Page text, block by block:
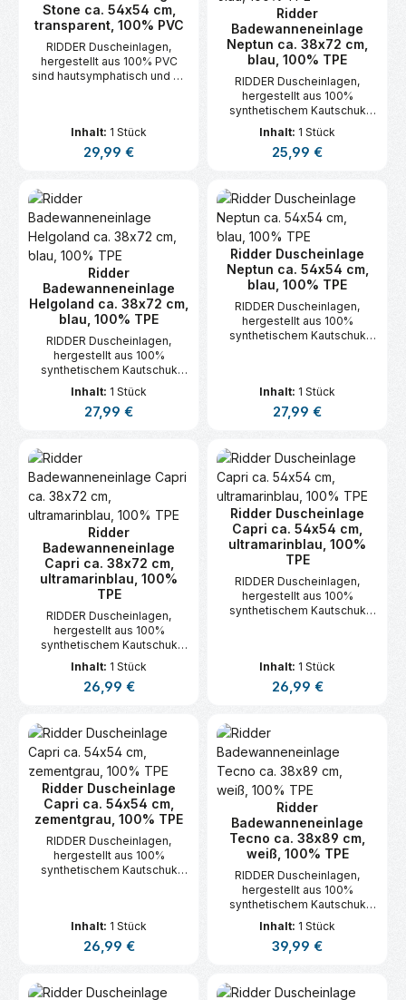
Stone ca. 54x54 cm,
transparent, 100% PVC
RIDDER Duscheinlagen,
hergestellt aus 100% PVC
sind hautsymphatisch und es
Inhalt: 1 Stück
Regulärer Preis:
29,99 €
Ridder
Badewanneneinlage
Neptun ca. 38x72 cm,
blau, 100% TPE
RIDDER Duscheinlagen,
hergestellt aus 100%
synthetischem Kautschuk
Inhalt: 1 Stück
Regulärer Preis:
25,99 €
Ridder
Badewanneneinlage
Helgoland ca. 38x72 cm,
blau, 100% TPE
RIDDER Duscheinlagen,
hergestellt aus 100%
synthetischem Kautschuk
Inhalt: 1 Stück
Regulärer Preis:
27,99 €
Ridder Duscheinlage
Neptun ca. 54x54 cm,
blau, 100% TPE
RIDDER Duscheinlagen,
hergestellt aus 100%
synthetischem Kautschuk
Inhalt: 1 Stück
Regulärer Preis:
27,99 €
Ridder
Badewanneneinlage
Capri ca. 38x72 cm,
ultramarinblau, 100%
TPE
RIDDER Duscheinlagen,
hergestellt aus 100%
synthetischem Kautschuk
Inhalt: 1 Stück
Regulärer Preis:
26,99 €
Ridder Duscheinlage
Capri ca. 54x54 cm,
ultramarinblau, 100%
TPE
RIDDER Duscheinlagen,
hergestellt aus 100%
synthetischem Kautschuk
Inhalt: 1 Stück
Regulärer Preis:
26,99 €
Ridder Duscheinlage
Capri ca. 54x54 cm,
zementgrau, 100% TPE
RIDDER Duscheinlagen,
hergestellt aus 100%
synthetischem Kautschuk
Inhalt: 1 Stück
Regulärer Preis:
26,99 €
Ridder
Badewanneneinlage
Tecno ca. 38x89 cm,
weiß, 100% TPE
RIDDER Duscheinlagen,
hergestellt aus 100%
synthetischem Kautschuk
Inhalt: 1 Stück
Regulärer Preis:
39,99 €